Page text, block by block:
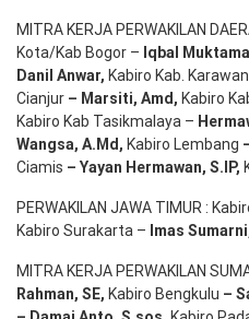
MITRA KERJA PERWAKILAN
Kota/Kab Bogor – Iqbal
Danil Anwar, Kabiro Kab.
Cianjur – Marsiti, Amd, Kabiro
Kabiro Kab Tasikmalaya –
Wangsa, A.Md, Kabiro Lembang
Ciamis – Yayan Hermawan, S.IP,
PERWAKILAN JAWA TIMUR :
Kabiro Surakarta – Imas Sumarni
MITRA KERJA PERWAKILAN
Rahman, SE, Kabiro Bengkulu –